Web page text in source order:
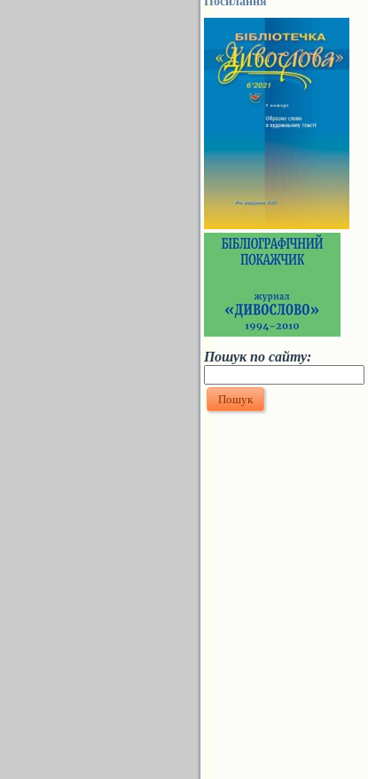
Пошук по сайту: